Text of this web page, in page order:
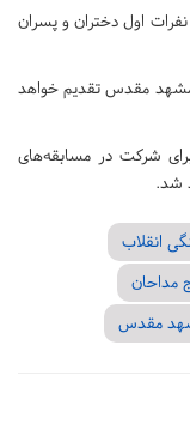
اول دختران و پسران
مقدس تقدیم خواهد
شرکت در مسابقه‌های
شد.
انقلاب
مداحان
مقدس